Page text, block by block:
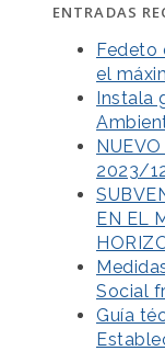
ENTRADAS
Fedeto
el
Instala
2023/
EN EL
Social
Guía